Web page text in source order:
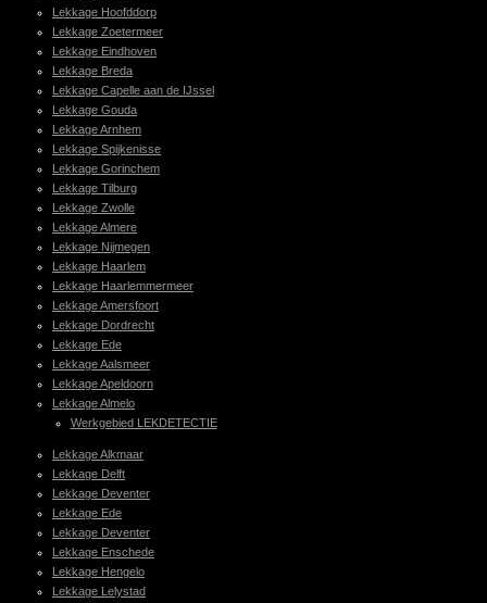
Lekkage Hoofddorp
Lekkage Zoetermeer
Lekkage Eindhoven
Lekkage Breda
Lekkage Capelle aan de IJssel
Lekkage Gouda
Lekkage Arnhem
Lekkage Spijkenisse
Lekkage Gorinchem
Lekkage Tilburg
Lekkage Zwolle
Lekkage Almere
Lekkage Nijmegen
Lekkage Haarlem
Lekkage Haarlemmermeer
Lekkage Amersfoort
Lekkage Dordrecht
Lekkage Ede
Lekkage Aalsmeer
Lekkage Apeldoorn
Lekkage Almelo
Werkgebied LEKDETECTIE
Lekkage Alkmaar
Lekkage Delft
Lekkage Deventer
Lekkage Ede
Lekkage Deventer
Lekkage Enschede
Lekkage Hengelo
Lekkage Lelystad